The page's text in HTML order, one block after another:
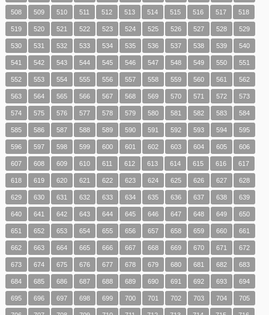
508 509 510 511 512 513 514 515 516 517 518
519 520 521 522 523 524 525 526 527 528 529
530 531 532 533 534 535 536 537 538 539 540
541 542 543 544 545 546 547 548 549 550 551
552 553 554 555 556 557 558 559 560 561 562
563 564 565 566 567 568 569 570 571 572 573
574 575 576 577 578 579 580 581 582 583 584
585 586 587 588 589 590 591 592 593 594 595
596 597 598 599 600 601 602 603 604 605 606
607 608 609 610 611 612 613 614 615 616 617
618 619 620 621 622 623 624 625 626 627 628
629 630 631 632 633 634 635 636 637 638 639
640 641 642 643 644 645 646 647 648 649 650
651 652 653 654 655 656 657 658 659 660 661
662 663 664 665 666 667 668 669 670 671 672
673 674 675 676 677 678 679 680 681 682 683
684 685 686 687 688 689 690 691 692 693 694
695 696 697 698 699 700 701 702 703 704 705